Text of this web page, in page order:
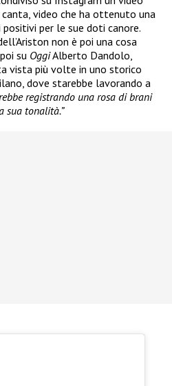
video che ha ottenuto una
per le sue doti canore.
non è poi una cosa
su OggiAlberto Dandolo,
vista più volte in uno storico
dove starebbe lavorando a
registrando una rosa di brani
sua tonalità.”